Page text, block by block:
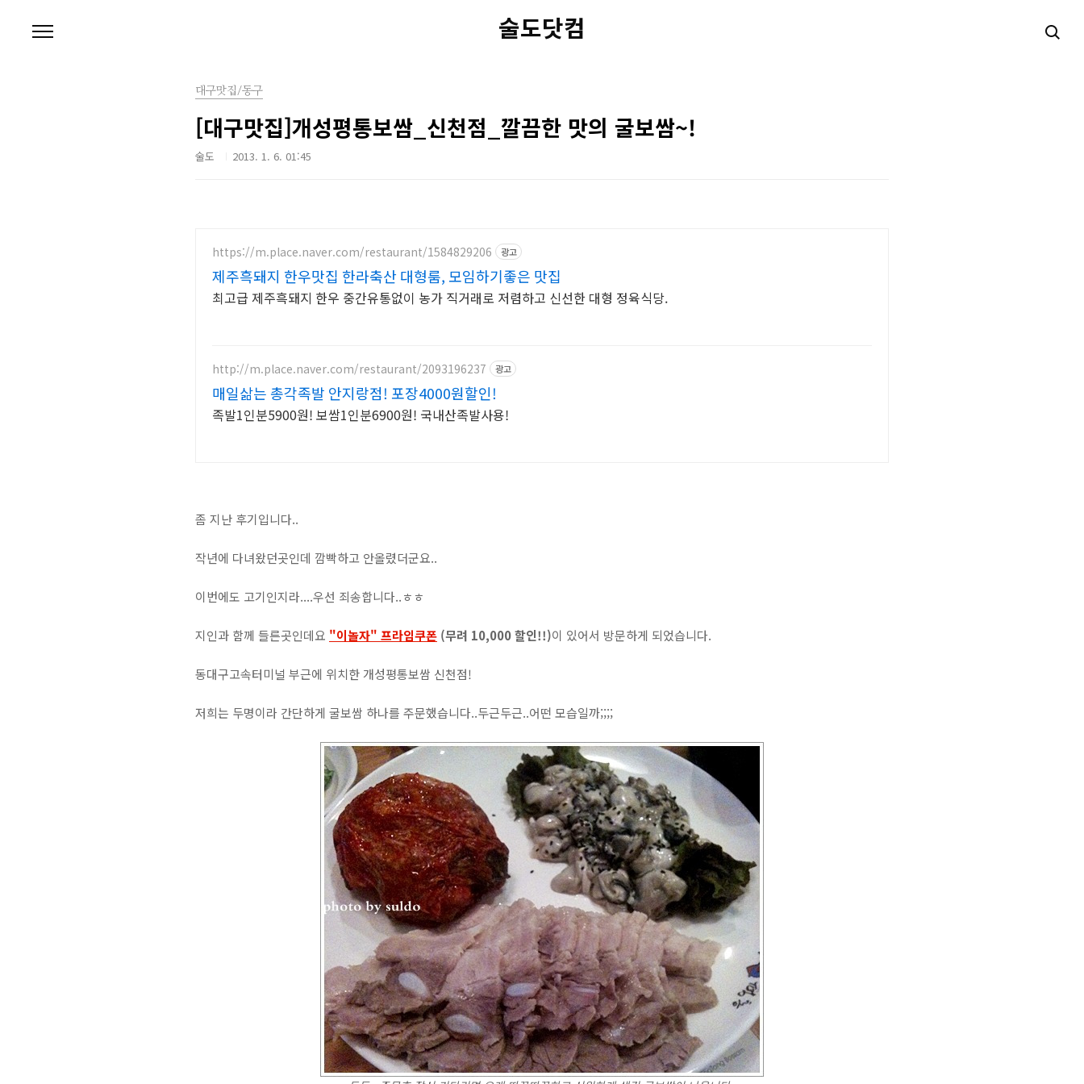
술도닷컴
대구맛집/동구
[대구맛집]개성평통보쌈_신천점_깔끔한 맛의 굴보쌈~!
술도 2013. 1. 6. 01:45
https://m.place.naver.com/restaurant/1584829206 광고
제주흑돼지 한우맛집 한라축산 대형룸, 모임하기좋은 맛집
최고급 제주흑돼지 한우 중간유통없이 농가 직거래로 저렴하고 신선한 대형 정육식당.
http://m.place.naver.com/restaurant/2093196237 광고
매일삶는 총각족발 안지랑점! 포장4000원할인!
족발1인분5900원! 보쌈1인분6900원! 국내산족발사용!
좀 지난 후기입니다..
작년에 다녀왔던곳인데 깜빡하고 안올렸더군요..
이번에도 고기인지라....우선 죄송합니다..ㅎㅎ
지인과 함께 들른곳인데요 "이놀자" 프라임쿠폰 (무려 10,000 할인!!)이 있어서 방문하게 되었습니다.
동대구고속터미널 부근에 위치한 개성평통보쌈 신천점!
저희는 두명이라 간단하게 굴보쌈 하나를 주문했습니다..두근두근..어떤 모습일까;;;;